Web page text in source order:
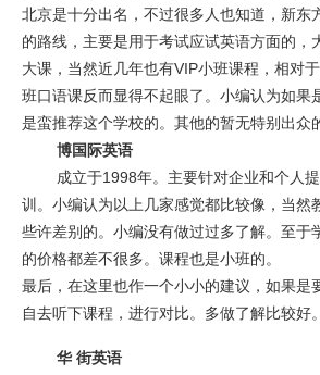
北京是十分出名，不过很多人也知道，新东
的路线，主要是用于考试应试英语方面的，
大课，当然近几年也有VIP小班课程，相对
班口语课反而显得不起眼了。小编认为如果
是蛮推荐这个学校的。其他的暂无特别出众
博国际英语
成立于1998年。主要针对企业和个人提
训。小编认为以上几家感觉都比较像，当然
些许差别的。小编没有做过过多了解。至于
的价格都差不很多。课程也是小班的。
最后，在这里也作一个小小的建议，如果是
自去听下课程，进行对比。多做了解比较好
华 街英语